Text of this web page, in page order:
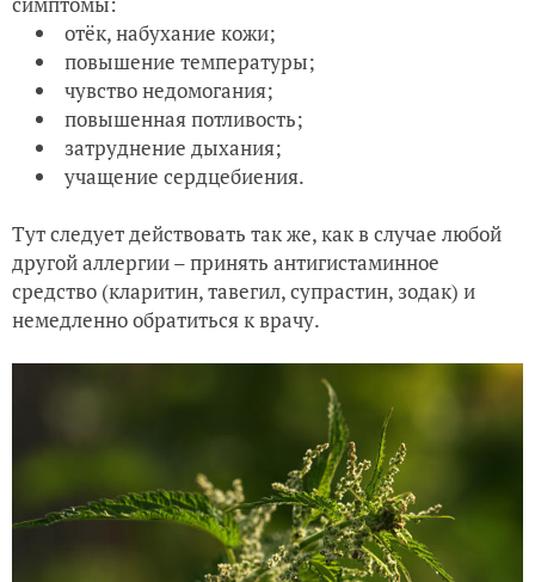
отёк, набухание кожи;
повышение температуры;
чувство недомогания;
повышенная потливость;
затруднение дыхания;
учащение сердцебиения.
Тут следует действовать так же, как в случае любой
другой аллергии – принять антигистаминное
средство (кларитин, тавегил, супрастин, зодак) и
немедленно обратиться к врачу.